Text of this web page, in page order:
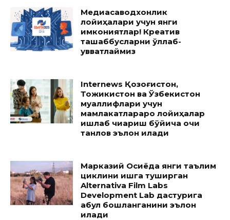
Медиасаводхонлик
лойиҳалари учун янги
имкониятлар! Креатив
ташаббусларни қўллаб-
қувватлаймиз
Internews Қозоғистон,
Тожикистон ва Ўзбекистон
муаллифлари учун
мамлакатлараро лойиҳалар
ишлаб чиқариш бўйича очиқ
танлов эълон қилади
Марказий Осиёда янги таълим
циклини ишга туширган
Alternativa Film Labs
Development Lab дастурига
қабул бошланганини эълон
қилади